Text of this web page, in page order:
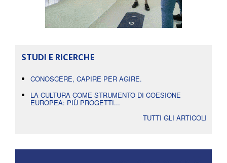
STUDI E RICERCHE
CONOSCERE, CAPIRE PER AGIRE.
LA CULTURA COME STRUMENTO DI COESIONE
EUROPEA: PIÙ PROGETTI...
TUTTI GLI ARTICOLI